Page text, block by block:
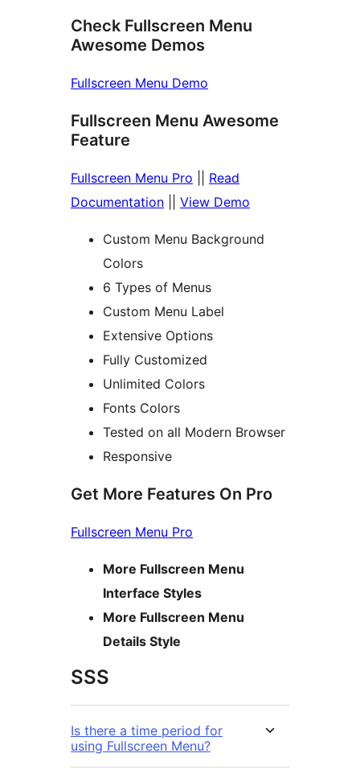
Check Fullscreen Menu
Awesome Demos
Fullscreen Menu Demo
Fullscreen Menu Awesome
Feature
Fullscreen Menu Pro
Read
Documentation
View Demo
Custom Menu Background
Colors
6 Types of Menus
Custom Menu Label
Extensive Options
Fully Customized
Unlimited Colors
Fonts Colors
Tested on all Modern Browser
Responsive
Get More Features On Pro
Fullscreen Menu Pro
More Fullscreen Menu
Interface Styles
More Fullscreen Menu
Details Style
SSS
Is there a time period for
using Fullscreen Menu?